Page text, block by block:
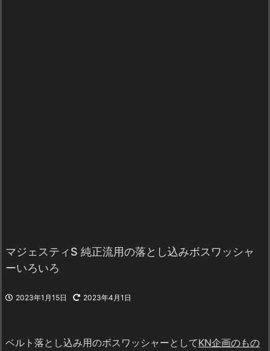
マジェスティS 純正流用の落とし込みボスワッシャ
ーいろいろ
2023年1月15日 2023年4月1日
ベルト落とし込み用のボスワッシャーとしてKN企画のもの